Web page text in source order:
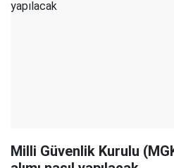
Milli Güvenlik Kurulu